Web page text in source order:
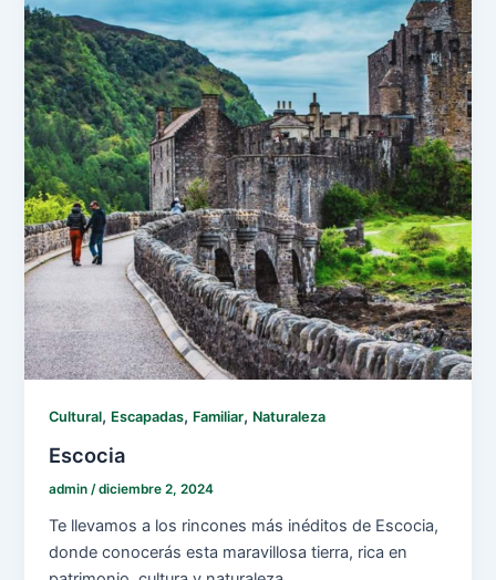
Cultural, Escapadas, Familiar, Naturaleza
Escocia
admin/diciembre 2, 2024
Te llevamos a los rincones más inéditos de Escocia,
donde conocerás esta maravillosa tierra, rica en